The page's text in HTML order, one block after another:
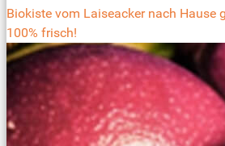
Biokiste vom Laiseacker nach Hause
100% frisch!